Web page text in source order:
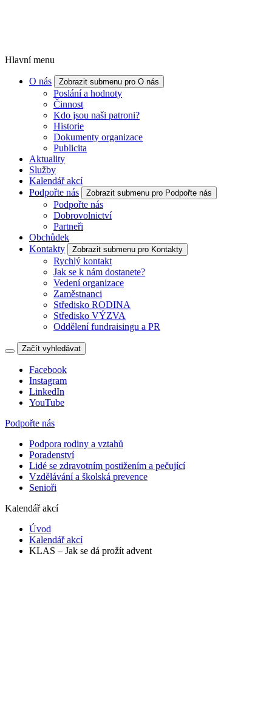
Hlavní menu
O nás Zobrazit submenu pro O nás
Poslání a hodnoty
Činnost
Kdo jsou naši patroni?
Historie
Dokumenty organizace
Publicita
Aktuality
Služby
Kalendář akcí
Podpořte nás
Zobrazit submenu pro Podpořte nás
Podpořte nás
Dobrovolnictví
Partneři
Obchůdek
Kontakty
Zobrazit submenu pro Kontakty
Rychlý kontakt
Jak se k nám dostanete?
Vedení organizace
Zaměstnanci
Středisko RODINA
Středisko VÝZVA
Oddělení fundraisingu a PR
Začít vyhledávat
Facebook
Instagram
LinkedIn
YouTube
Podpořte nás
Podpora rodiny a vztahů
Poradenství
Lidé se zdravotním postižením a pečující
Vzdělávání a školská prevence
Senioři
Kalendář akcí
Úvod
Kalendář akcí
KLAS – Jak se dá prožít advent